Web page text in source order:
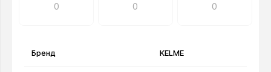
0 0 0
Бренд KELME